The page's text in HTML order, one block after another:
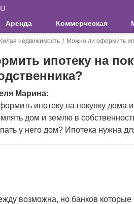
Аренда Коммерческая
недвижимость Можно ли оформить
ипотеку на
Марина:
ипотеку на покупку
дом и землю в
у него дом? Ипотека нужна
возможна, но банков